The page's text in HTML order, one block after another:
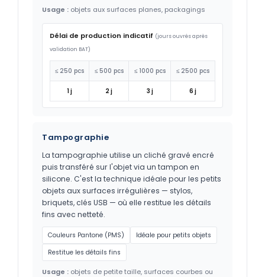
Usage : objets aux surfaces planes, packagings
Délai de production indicatif (jours ouvrés après
validation BAT)
≤ 250 pcs ≤ 500 pcs ≤ 1000 pcs ≤ 2500 pcs
1 j 2 j 3 j 6 j
Tampographie
La tampographie utilise un cliché gravé encré
puis transféré sur l'objet via un tampon en
silicone. C'est la technique idéale pour les petits
objets aux surfaces irrégulières — stylos,
briquets, clés USB — où elle restitue les détails
fins avec netteté.
Couleurs Pantone (PMS)
Idéale pour petits objets
Restitue les détails fins
Usage : objets de petite taille, surfaces courbes ou